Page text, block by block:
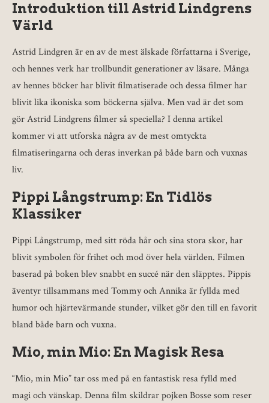
Introduktion till Astrid Lindgrens
Värld
Astrid Lindgren är en av de mest älskade författarna i Sverige,
och hennes verk har trollbundit generationer av läsare. Många
av hennes böcker har blivit filmatiserade och dessa filmer har
blivit lika ikoniska som böckerna själva. Men vad är det som
gör Astrid Lindgrens filmer så speciella? I denna artikel
kommer vi att utforska några av de mest omtyckta
filmatiseringarna och deras inverkan på både barn och vuxnas
liv.
Pippi Långstrump: En Tidlös
Klassiker
Pippi Långstrump, med sitt röda hår och sina stora skor, har
blivit symbolen för frihet och mod över hela världen. Filmen
baserad på boken blev snabbt en succé när den släpptes. Pippis
äventyr tillsammans med Tommy och Annika är fyllda med
humor och hjärtevärmande stunder, vilket gör den till en favorit
bland både barn och vuxna.
Mio, min Mio: En Magisk Resa
“Mio, min Mio” tar oss med på en fantastisk resa fylld med
magi och vänskap. Denna film skildrar pojken Bosse som reser